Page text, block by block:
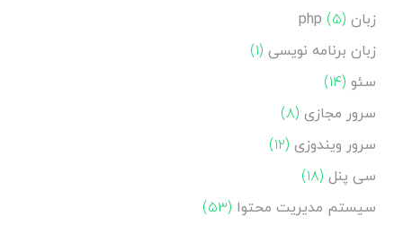
زبان php (۵)
زبان برنامه نویسی (۱)
سئو (۱۴)
سرور مجازی (۸)
سرور ویندوزی (۱۲)
سی پنل (۱۸)
سیستم مدیریت محتوا (۵۳)